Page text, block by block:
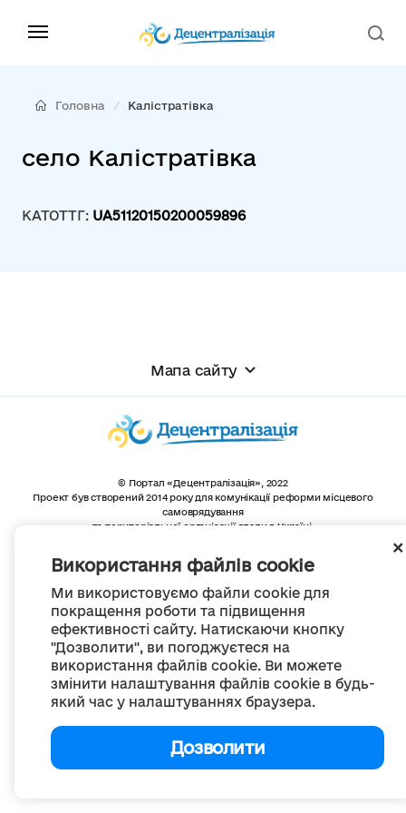
Використання файлів cookie
Ми використовуємо файли cookie для
покращення роботи та підвищення
ефективності сайту. Натискаючи кнопку
"Дозволити", ви погоджуєтеся на
використання файлів cookie. Ви можете
змінити налаштування файлів cookie в будь-
який час у налаштуваннях браузера.
Дозволити
Головна Калістратівка
село Калістратівка
КАТОТТГ: UA51120150200059896
Мапа сайту
© Портал «Децентралізація», 2022
Проект був створений 2014 року для комунікації реформи місцевого
самоврядування
та територіальної організації влади в Україні.
Весь контент доступний за ліцензією
Creative Commons Attribution 4.0 International license,
якщо не зазначено інше